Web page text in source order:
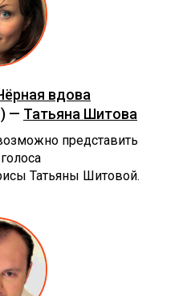
вдова
— Татьяна Шитова
представить
Татьяны Шитовой.